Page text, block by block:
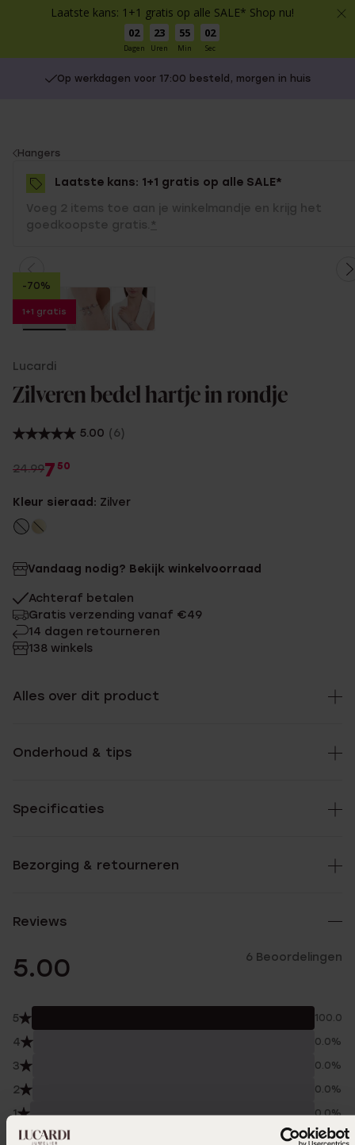
Laatste kans: 1+1 gratis op alle SALE* Shop nu!
02
Dagen
23
Uren
55
Min
02
Sec
Op werkdagen voor 17:00 besteld, morgen in huis
You
are
here:
Hangers
Laatste kans: 1+1 gratis op alle SALE*
Voeg 2 items toe aan je winkelmandje en krijg het
goedkoopste gratis. *
-70%
1+1 gratis
Lucardi
Zilveren bedel hartje in rondje
5.00 (6)
24.997 50
Kleur sieraad: Zilver
Vandaag nodig? Bekijk winkelvoorraad
Achteraf betalen
Gratis verzending vanaf €49
14 dagen retourneren
138 winkels
Alles over dit product
Onderhoud & tips
Specificaties
Bezorging & retourneren
Reviews
5.00 6 Beoordelingen
5 100.0%
4 0.0%
3 0.0%
2 0.0%
1 0.0%